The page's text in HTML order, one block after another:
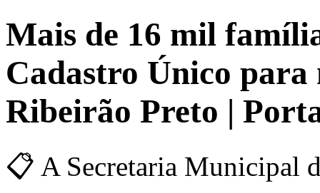
Mais de 16 mil
Cadastro Único para
Ribeirão Preto |
📋 A Secretaria Municipal